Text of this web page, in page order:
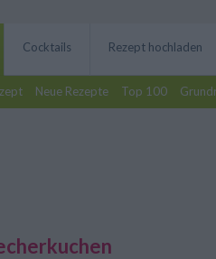
Neue Rezepte Top 100
Cocktails Rezept hochladen